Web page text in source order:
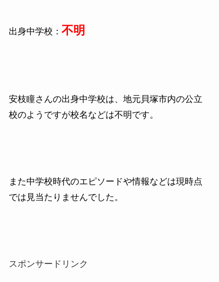
出身中学校： 不明
安枝瞳さんの出身中学校は、地元貝塚市内の公立
校のようですが校名などは不明です。
また中学校時代のエピソードや情報などは現時点
では見当たりませんでした。
スポンサードリンク